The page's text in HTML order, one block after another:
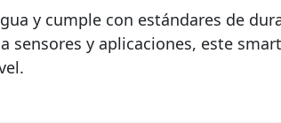
y cumple con estándares de
sensores y aplicaciones, este